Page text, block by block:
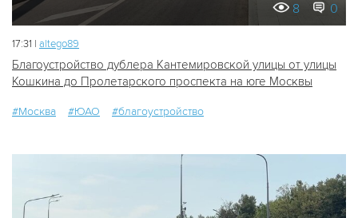
8 0
17:31 | altego89
Благоустройство дублера Кантемировской улицы от улицы
Кошкина до Пролетарского проспекта на юге Москвы
#Москва #ЮАО #благоустройство